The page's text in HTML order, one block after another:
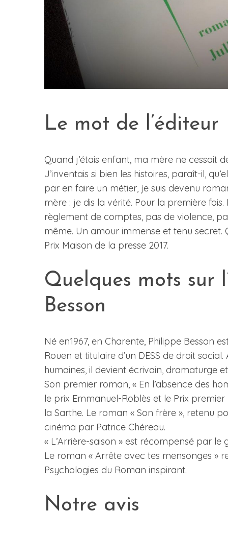
Le mot de l’éditeur
Quand j’étais enfant, ma mère ne cessait
J’inventais si bien les histoires, paraît-il,
par en faire un métier, je suis devenu
mère : je dis la vérité. Pour la première
règlement de comptes, pas de violence,
même. Un amour immense et tenu secret.
Prix Maison de la presse 2017.
Quelques mots sur
Besson
Né en1967, en Charente, Philippe Besson
Rouen et titulaire d’un DESS de droit
humaines, il devient écrivain, dramaturge
Son premier roman, « En l’absence des
le prix Emmanuel-Roblès et le Prix
la Sarthe. Le roman « Son frère », retenu
cinéma par Patrice Chéreau.
« L’Arrière-saison » est récompensé par le
Le roman « Arrête avec tes mensonges »
Psychologies du Roman inspirant.
Notre avis